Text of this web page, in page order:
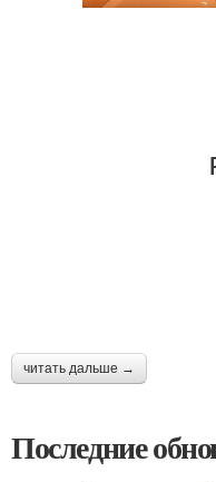
читать дальше →
Последние